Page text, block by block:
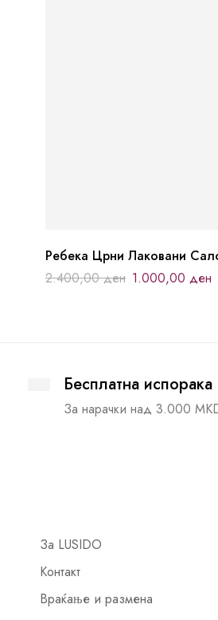
Ребека Црни Лаковани
2.400,00ден 1.000,00 ден
Бесплатна испорака
За нарачки над 3.000
За LUSIDO
Контакт
Враќање и размена